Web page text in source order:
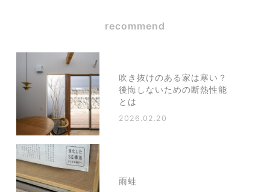
recommend
吹き抜けのある家は寒い？
後悔しないための断熱性能
とは
2026.02.20
雨蛙